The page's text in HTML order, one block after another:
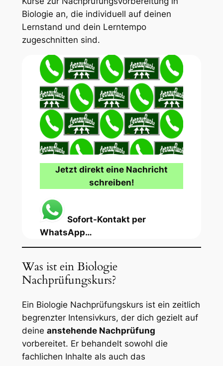
Biologie an, die individuell auf deinen
Lernstand und dein Lerntempo
zugeschnitten sind.
Jetzt direkt eine Nachricht
schreiben!
Sofort-Kontakt per
WhatsApp…
Was ist ein Biologie
Nachprüfungskurs?
Ein Biologie Nachprüfungskurs ist ein zeitlich
begrenzter Intensivkurs, der dich gezielt auf
deine anstehende Nachprüfung
vorbereitet. Er behandelt sowohl die
fachlichen Inhalte als auch das